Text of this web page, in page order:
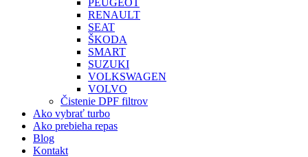
PEUGEOT
RENAULT
SEAT
ŠKODA
SMART
SUZUKI
VOLKSWAGEN
VOLVO
Čistenie DPF filtrov
Ako vybrať turbo
Ako prebieha repas
Blog
Kontakt